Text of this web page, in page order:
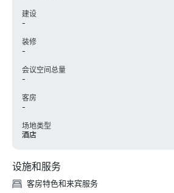
建设
-
装修
-
会议空间总量
-
客房
-
场地类型
酒店
设施和服务
客房特色和来宾服务